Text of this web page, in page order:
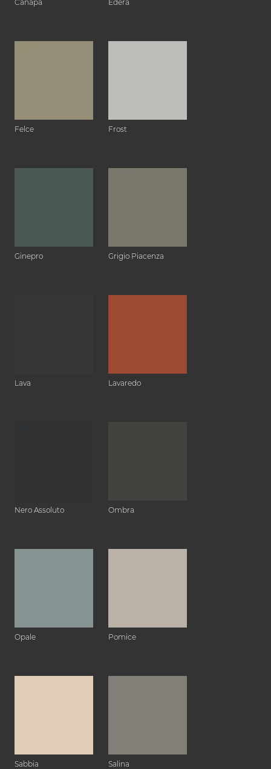
Canapa Edera
Felce Frost
Ginepro Grigio Piacenza
Lava Lavaredo
Nero Assoluto Ombra
Opale Pomice
Sabbia Salina